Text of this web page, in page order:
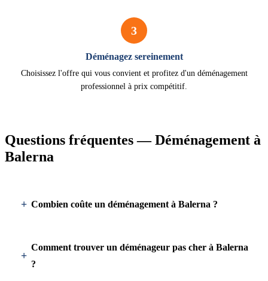
3
Déménagez sereinement
Choisissez l'offre qui vous convient et profitez d'un déménagement
professionnel à prix compétitif.
Questions fréquentes — Déménagement à
Balerna
Combien coûte un déménagement à Balerna ?
Comment trouver un déménageur pas cher à Balerna
?